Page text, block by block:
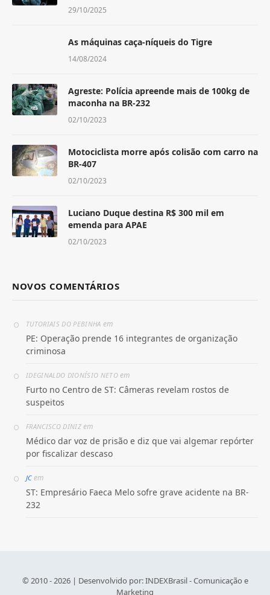
29/10/2025
As máquinas caça-níqueis do Tigre
14/08/2024
Agreste: Polícia apreende mais de 100kg de
maconha na BR-232
02/10/2023
Motociclista morre após colisão com carro na
BR-407
02/10/2023
Luciano Duque destina R$ 300 mil em
emenda para APAE
02/10/2023
NOVOS COMENTÁRIOS
TUTORIAIS DO PEBINHA em
PE: Operação prende 16 integrantes de organização
criminosa
IDEGINALDO DIONÍSIO NETOem
Furto no Centro de ST: Câmeras revelam rostos de
suspeitos
FRANCISCO DINIZem
Médico dar voz de prisão e diz que vai algemar repórter
por fiscalizar descaso
JCem
ST: Empresário Faeca Melo sofre grave acidente na BR-
232
© 2010 - 2026 | Desenvolvido por:INDEXBrasil - Comunicação e
Marketing